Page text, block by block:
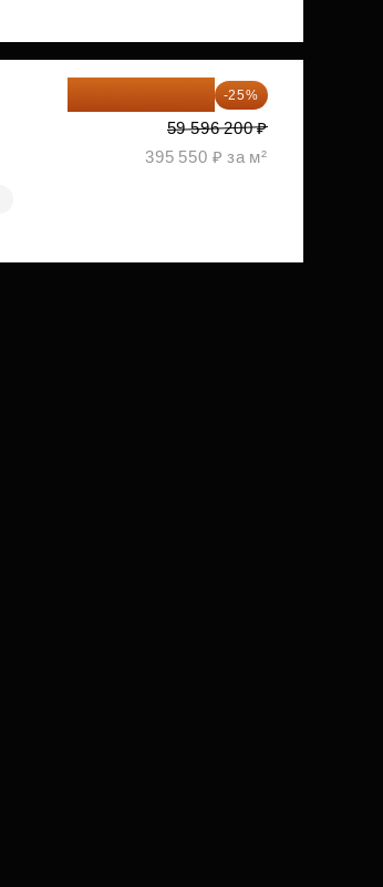
-25%
59 596 200 ₽
395 550 ₽ за м²